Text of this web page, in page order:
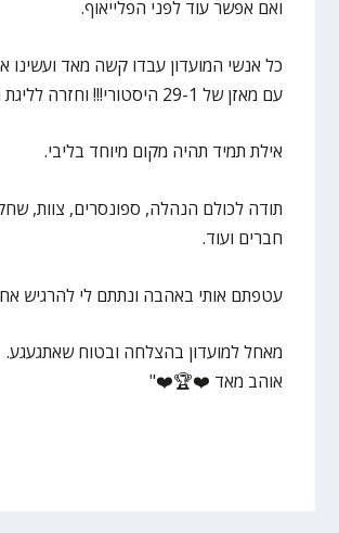
ואם אפשר עוד לפני הפלייאוף.
כל אנשי המועדון עבדו קשה מאד ועשינו
עם מאזן של 29-1 היסטורי!!! וחזרה לליגת העל.
אילת תמיד תהיה מקום מיוחד בליבי.
תודה לכולם הנהלה, ספונסרים, צוות,
חברים ועוד.
עטפתם אותי באהבה ונתתם לי להרגיש
מאחל למועדון בהצלחה ובטוח שאתגעגע.
אוהב מאד ❤️🏆❤️"